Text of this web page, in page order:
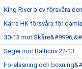
King River blev försvåra
Kärra HK försvåra för
30-13 mot
Seger mot Balticov 22-13
Föreläsning och